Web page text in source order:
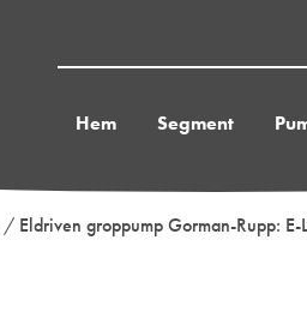
Hem Segment
/ Eldriven groppump Gorman-Rupp: E-